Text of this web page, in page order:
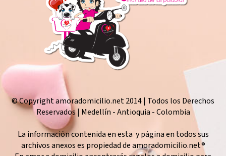
© Copyright amoradomicilio.net 2014 | Todos los Derechos
Reservados | Medellín - Antioquia - Colombia
La información contenida en esta y página en todos sus
archivos anexos es propiedad de amoradomicilio.net®